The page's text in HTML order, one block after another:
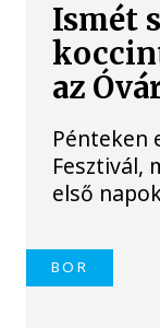
Ismét
az
Pénteken
Fesztivál,
első
BOR